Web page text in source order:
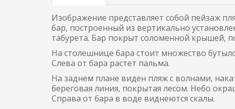
Изображение представляет собой пейзаж
бар, построенный из вертикально
табурета. Бар покрыт соломенной крышей,
На столешнице бара стоит множество
Слева от бара растет пальма.
На заднем плане виден пляж с волнами,
береговая линия, покрытая лесом. Небо
Справа от бара в воде виднеются скалы.